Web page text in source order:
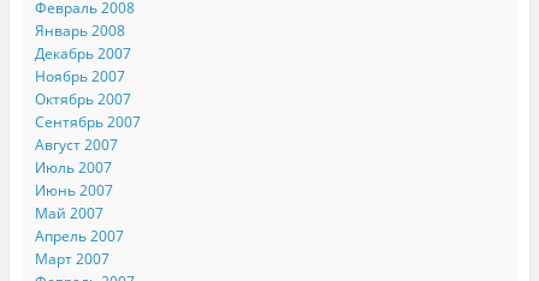
Февраль 2008
Январь 2008
Декабрь 2007
Ноябрь 2007
Октябрь 2007
Сентябрь 2007
Август 2007
Июль 2007
Июнь 2007
Май 2007
Апрель 2007
Март 2007